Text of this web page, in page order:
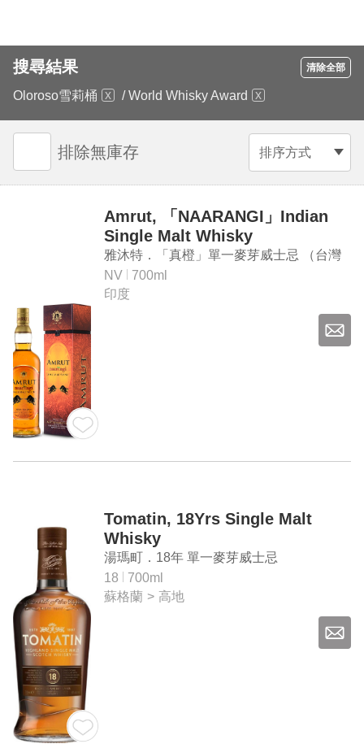
搜尋結果 清除全部
Oloroso雪莉桶 / World Whisky Award
排序方式
排除無庫存
Amrut, 「NAARANGI」Indian
Single Malt Whisky
雅沐特．「真橙」單一麥芽威士忌 （台灣
專屬款）
NV
700ml
印度
Tomatin, 18Yrs Single Malt
Whisky
湯瑪町．18年 單一麥芽威士忌
18
700ml
蘇格蘭 > 高地